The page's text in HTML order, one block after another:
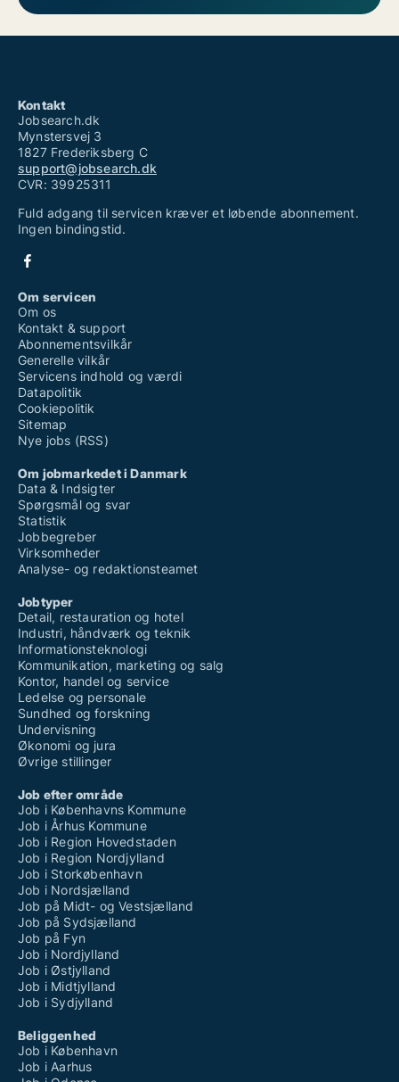
Kontakt
Jobsearch.dk
Mynstersvej 3
1827 Frederiksberg C
support@jobsearch.dk
CVR: 39925311
Fuld adgang til servicen kræver et løbende abonnement.
Ingen bindingstid.
Om servicen
Om os
Kontakt & support
Abonnementsvilkår
Generelle vilkår
Servicens indhold og værdi
Datapolitik
Cookiepolitik
Sitemap
Nye jobs (RSS)
Om jobmarkedet i Danmark
Data & Indsigter
Spørgsmål og svar
Statistik
Jobbegreber
Virksomheder
Analyse- og redaktionsteamet
Jobtyper
Detail, restauration og hotel
Industri, håndværk og teknik
Informationsteknologi
Kommunikation, marketing og salg
Kontor, handel og service
Ledelse og personale
Sundhed og forskning
Undervisning
Økonomi og jura
Øvrige stillinger
Job efter område
Job i Københavns Kommune
Job i Århus Kommune
Job i Region Hovedstaden
Job i Region Nordjylland
Job i Storkøbenhavn
Job i Nordsjælland
Job på Midt- og Vestsjælland
Job på Sydsjælland
Job på Fyn
Job i Nordjylland
Job i Østjylland
Job i Midtjylland
Job i Sydjylland
Beliggenhed
Job i København
Job i Aarhus